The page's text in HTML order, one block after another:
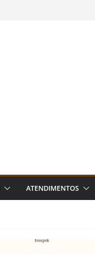
ATENDIMENTOS